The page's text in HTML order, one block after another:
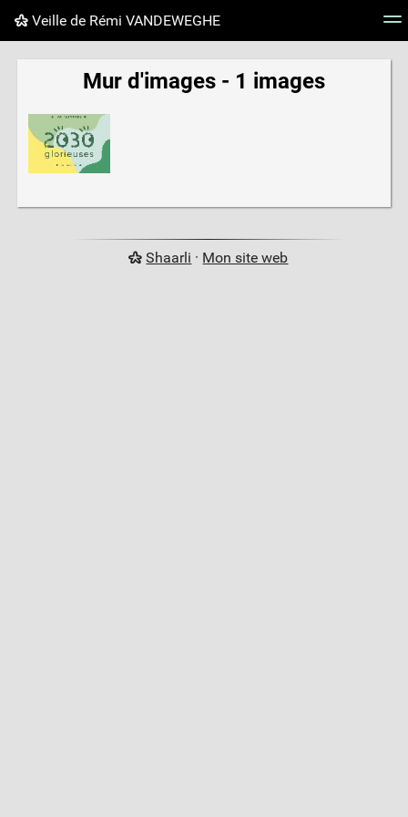
Veille de Rémi VANDEWEGHE
Nuage de tags Mur d'images Quotidien Flux
Mur d'images - 1 images
Shaarli · Mon site web